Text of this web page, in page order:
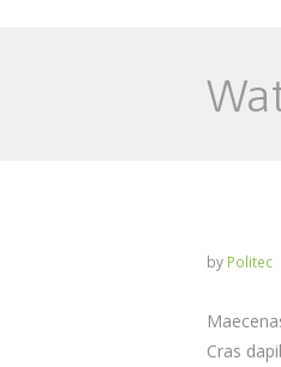
by Politec
Cras